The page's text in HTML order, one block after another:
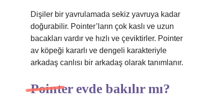
Dişiler bir yavrulamada sekiz yavruya kadar
doğurabilir. Pointer’ların çok kaslı ve uzun
bacakları vardır ve hızlı ve çeviktirler. Pointer
av köpeği kararlı ve dengeli karakteriyle
arkadaş canlısı bir arkadaş olarak tanımlanır.
Pointer evde bakılır mı?